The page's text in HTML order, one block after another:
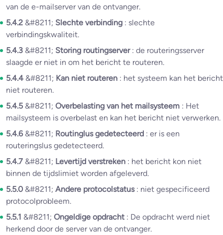
van de e-mailserver van de ontvanger.
5.4.2 &#8211; Slechte verbinding : slechte
verbindingskwaliteit.
5.4.3 &#8211; Storing routingserver : de routeringsserver
slaagde er niet in om het bericht te routeren.
5.4.4 &#8211; Kan niet routeren : het systeem kan het bericht
niet routeren.
5.4.5 &#8211; Overbelasting van het mailsysteem : Het
mailsysteem is overbelast en kan het bericht niet verwerken.
5.4.6 &#8211; Routinglus gedetecteerd : er is een
routeringslus gedetecteerd.
5.4.7 &#8211; Levertijd verstreken : het bericht kon niet
binnen de tijdslimiet worden afgeleverd.
5.5.0 &#8211; Andere protocolstatus : niet gespecificeerd
protocolprobleem.
5.5.1 &#8211; Ongeldige opdracht : De opdracht werd niet
herkend door de server van de ontvanger.